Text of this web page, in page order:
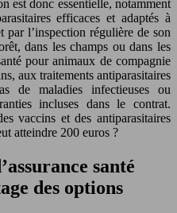
est donc essentielle, notamment
efficaces et adaptés à
par l’inspection régulière de son
dans les champs ou dans les
pour animaux de compagnie
aux traitements antiparasitaires
de maladies infectieuses ou
incluses dans le contrat.
vaccins et des antiparasitaires
atteindre 200 euros ?
santé
des options